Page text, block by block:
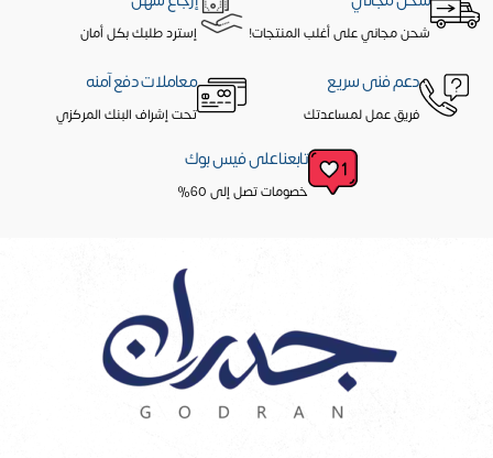
شحن مجاني على أغلب المنتجات! إسترد طلبك بكل أمان
دعم فنى سريع
فريق عمل لمساعدتك
معاملات دفع آمنه
تحت إشراف البنك المركزي
تابعنا على فيس بوك
خصومات تصل إلى 60%